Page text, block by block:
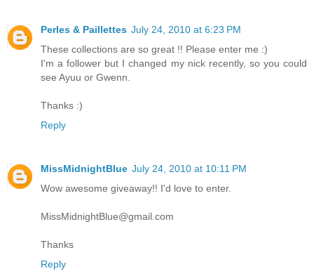
Perles & Paillettes July 24, 2010 at 6:23 PM
These collections are so great !! Please enter me :)
I'm a follower but I changed my nick recently, so you could
see Ayuu or Gwenn.
Thanks :)
Reply
MissMidnightBlue July 24, 2010 at 10:11 PM
Wow awesome giveaway!! I'd love to enter.
MissMidnightBlue@gmail.com
Thanks
Reply